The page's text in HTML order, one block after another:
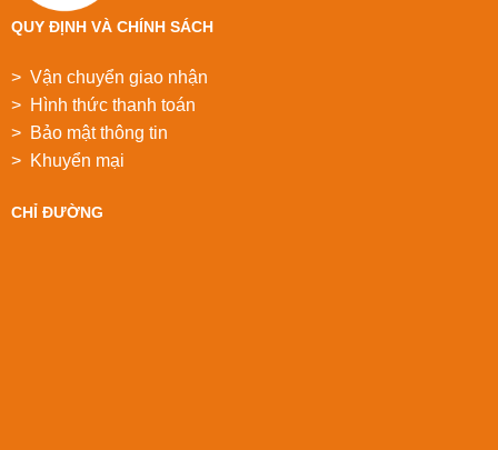
QUY ĐỊNH VÀ CHÍNH SÁCH
> Vận chuyển giao nhận
> Hình thức thanh toán
> Bảo mật thông tin
> Khuyển mại
CHỈ ĐƯỜNG